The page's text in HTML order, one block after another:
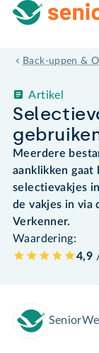
Back-uppen &
Artikel
Meerdere
aanklikken gaat
selectievakjes
de vakjes in via
Verkenner.
Waardering:
4,9